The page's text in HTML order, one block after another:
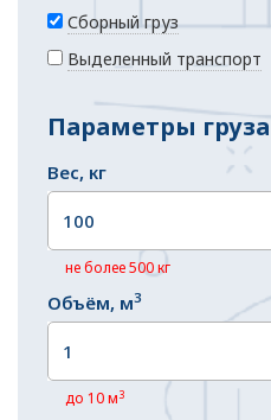
Сборный груз
Выделенный транспорт
Параметры груза
Вес, кг
не более 500 кг
Объём, м3
до 10 м3